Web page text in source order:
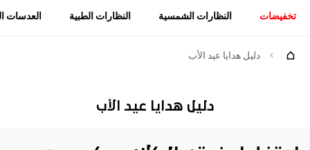
تخفيضات النظارات الشمسية النظارات الطبية العدسات
دليل هدايا عيد الأب
دليل هدايا عيد الأب